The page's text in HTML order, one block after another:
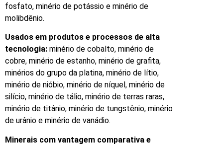
fosfato, minério de potássio e minério de
molibdênio.
Usados em produtos e processos de alta
tecnologia: minério de cobalto, minério de
cobre, minério de estanho, minério de grafita,
minérios do grupo da platina, minério de lítio,
minério de nióbio, minério de níquel, minério de
silício, minério de tálio, minério de terras raras,
minério de titânio, minério de tungstênio, minério
de urânio e minério de vanádio.
Minerais com vantagem comparativa e